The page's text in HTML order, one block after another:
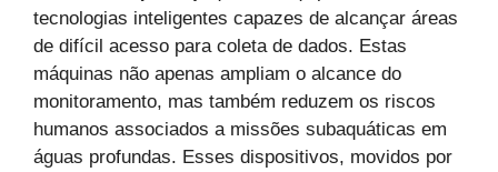
tecnologias inteligentes capazes de alcançar áreas
de difícil acesso para coleta de dados. Estas
máquinas não apenas ampliam o alcance do
monitoramento, mas também reduzem os riscos
humanos associados a missões subaquáticas em
águas profundas. Esses dispositivos, movidos por